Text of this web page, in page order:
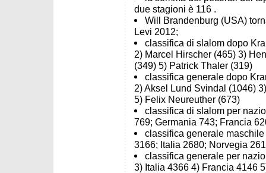
due stagioni è 116 .
Will Brandenburg (USA)
Levi 2012;
classifica di slalom dopo
2) Marcel Hirscher (465) 3)
(349) 5) Patrick Thaler (319)
classifica generale dopo
2) Aksel Lund Svindal (1046)
5) Felix Neureuther (673)
classifica di slalom per
769; Germania 743; Francia
classifica generale
3166; Italia 2680; Norvegia
classifica generale per
3) Italia 4366 4) Francia 4146